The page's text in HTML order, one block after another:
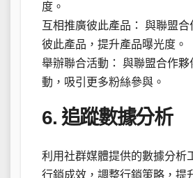
度。
互相推廣彼此產品： 與聯盟
彼此產品，提升產品曝光度。
舉辦聯合活動： 與聯盟合作夥
動，吸引更多粉絲參與。
6. 追蹤數據分析
利用社群媒體提供的數據分析
行銷成效，調整行銷策略，提